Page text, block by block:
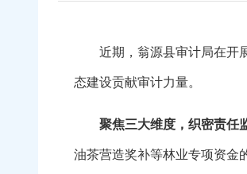
近期，翁源县审计局在开展
态建设贡献审计
聚焦三大维度，织密责任
油茶营造奖补等林业专项资金